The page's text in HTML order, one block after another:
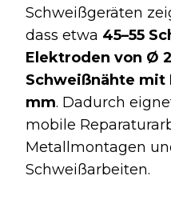
Schweißgeräten
dass etwa 45–55
Elektroden von Ø
Schweißnähte mit
mm. Dadurch
mobile
Metallmontagen
Schweißarbeiten.